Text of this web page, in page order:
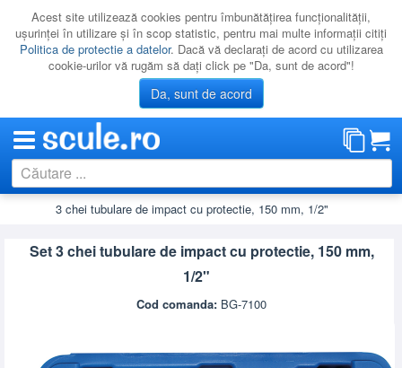
Acest site utilizează cookies pentru îmbunătăţirea funcţionalităţii,
uşurinţei în utilizare şi în scop statistic, pentru mai multe informaţii citiţi
Politica de protectie a datelor. Dacă vă declaraţi de acord cu utilizarea
cookie-urilor vă rugăm să daţi click pe "Da, sunt de acord"!
Da, sunt de acord
CATEGORII
CATALOAGE
Set 3 chei tubulare de impact cu protectie, 150 mm, 1/2"
Set 3 chei tubulare de impact cu protectie, 150 mm,
1/2"
Cod comanda: BG-7100